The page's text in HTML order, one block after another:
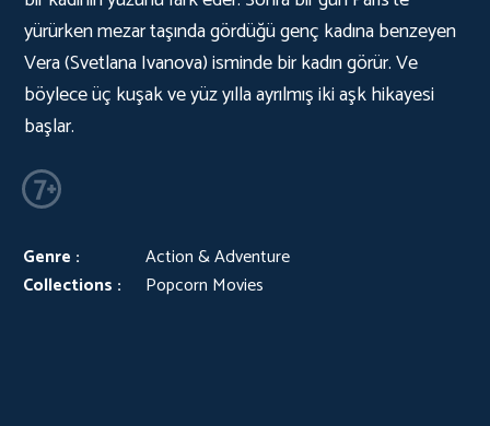
yürürken mezar taşında gördüğü genç kadına benzeyen
Vera (Svetlana Ivanova) isminde bir kadın görür. Ve
böylece üç kuşak ve yüz yılla ayrılmış iki aşk hikayesi
başlar.
Genre :
Action & Adventure
Collections :
Popcorn Movies